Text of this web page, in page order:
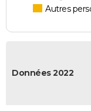
Autres
Données 2022